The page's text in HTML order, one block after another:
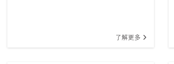
了解更多